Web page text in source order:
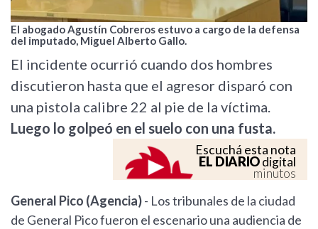
El abogado Agustín Cobreros estuvo a cargo de la defensa
del imputado, Miguel Alberto Gallo.
El incidente ocurrió cuando dos hombres
discutieron hasta que el agresor disparó con
una pistola calibre 22 al pie de la víctima.
Luego lo golpeó en el suelo con una fusta.
Escuchá esta nota
EL DIARIOdigital
minutos
General Pico (Agencia)- Los tribunales de la ciudad
de General Pico fueron el escenario una audiencia de